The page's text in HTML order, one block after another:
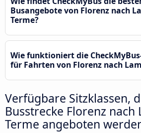
Busangebote von Florenz nach
Terme?
Wie funktioniert die
für Fahrten von Florenz nach
Verfügbare Sitzklassen,
Busstrecke Florenz nach
Terme angeboten